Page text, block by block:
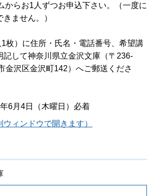
からお1人ずつお申込下さい。（一度に
ません。）
枚）に住所・氏名・電話番号、希望講
記して神奈川県立金沢文庫（〒236-
金沢区金沢町142）へご郵送くださ
6月4日（木曜日）必着
ィンドウで開きます）